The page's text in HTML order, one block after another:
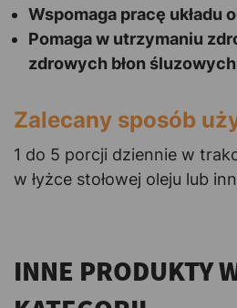
Wspomaga pracę układu
Pomaga w utrzymaniu
zdrowych błon śluzowych
Zalecany sposób
1 do 5 porcji dziennie w
w łyżce stołowej oleju lub
INNE PRODUKTY